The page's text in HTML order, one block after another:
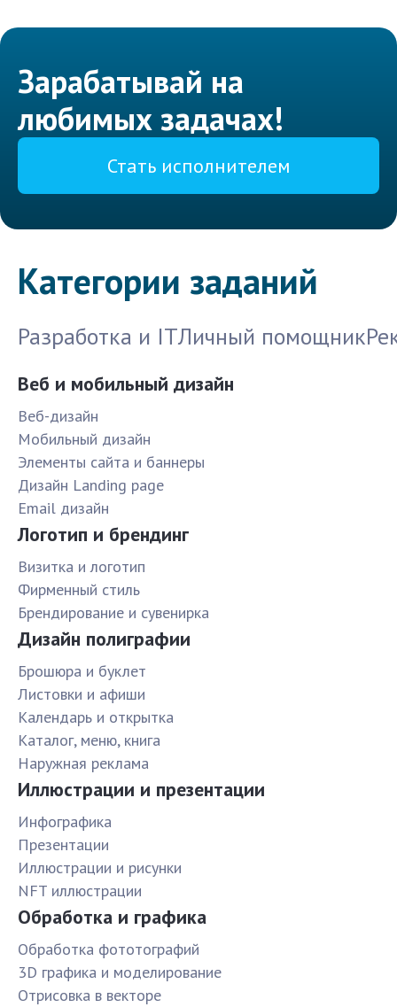
Зарабатывай на
любимых задачах!
Стать исполнителем
Категории заданий
Разработка и ITЛичный помощник
Веб и мобильный дизайн
Веб-дизайн
Мобильный дизайн
Элементы сайта и баннеры
Дизайн Landing page
Email дизайн
Логотип и брендинг
Визитка и логотип
Фирменный стиль
Брендирование и сувенирка
Дизайн полиграфии
Брошюра и буклет
Листовки и афиши
Календарь и открытка
Каталог, меню, книга
Наружная реклама
Иллюстрации и презентации
Инфографика
Презентации
Иллюстрации и рисунки
NFT иллюстрации
Обработка и графика
Обработка фототографий
3D графика и моделирование
Отрисовка в векторе